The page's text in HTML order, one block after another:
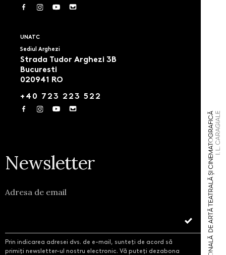
UNATC
Sediul Arghezi
Strada Tudor Arghezi 3B
Bucuresti
020941 RO
+40 723 223 522
Newsletter
Adresa de email
Prin indicarea adresei dvs. de e-mail, sunteți de acord să
primiți newsletter-ul nostru electronic. Vă puteți dezabona